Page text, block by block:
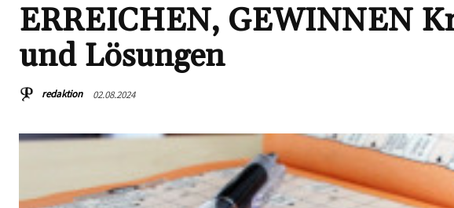
ERREICHEN, GEWINNEN
und Lösungen
redaktion 02.08.2024